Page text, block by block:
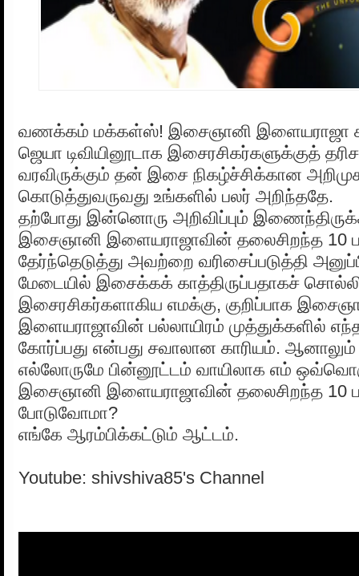
வணக்கம் மக்கள்ஸ்! இசைஞானி இளையராஜா
ஜெயா டிவியினூடாக இசைரசிகர்களுக்குத்
வரவிருக்கும் தன் இசை நிகழ்ச்சிக்கான
கொடுத்துவருவது உங்களில் பலர் அறிந்ததே.
தற்போது இன்னொரு அறிவிப்பும்
இசைஞானி இளையராஜாவின் தலைசிறந்த 10
தேர்ந்தெடுத்து அவற்றை வரிசைப்படுத்தி
மேடையில் இசைக்கக் காத்திருப்பதாகச்
இசைரசிகர்களாகிய எமக்கு, குறிப்பாக
இளையராஜாவின் பல்லாயிரம் முத்துக்களில்
கோர்ப்பது என்பது சவாலான காரியம். ஆனாலும்
எல்லோருமே பின்னூட்டம் வாயிலாக எம்
இசைஞானி இளையராஜாவின் தலைசிறந்த 10
போடுவோமா?
எங்கே ஆரம்பிக்கட்டும் ஆட்டம்.
Youtube: shivshiva85's Channel